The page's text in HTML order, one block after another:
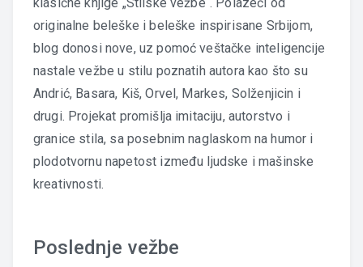
originalne beleške i beleške inspirisane Srbijom,
blog donosi nove, uz pomoć veštačke inteligencije
nastale vežbe u stilu poznatih autora kao što su
Andrić, Basara, Kiš, Orvel, Markes, Solženjicin i
drugi. Projekat promišlja imitaciju, autorstvo i
granice stila, sa posebnim naglaskom na humor i
plodotvornu napetost između ljudske i mašinske
kreativnosti.
Poslednje vežbe